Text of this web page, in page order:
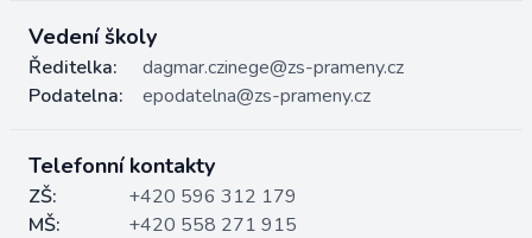
Vedení školy
Ředitelka:
dagmar.czinege@zs-prameny.cz
Podatelna:
epodatelna@zs-prameny.cz
Telefonní kontakty
ZŠ:
+420 596 312 179
MŠ:
+420 558 271 915